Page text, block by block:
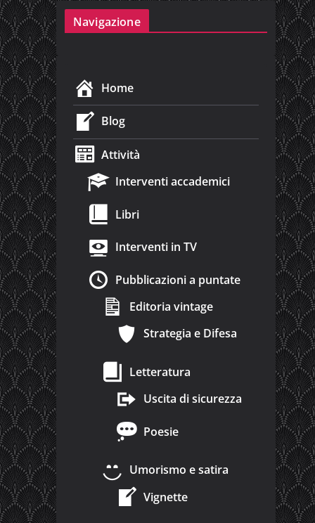
Navigazione
Home
Blog
Attività
Interventi accademici
Libri
Interventi in TV
Pubblicazioni a puntate
Editoria vintage
Strategia e Difesa
Letteratura
Uscita di sicurezza
Poesie
Umorismo e satira
Vignette